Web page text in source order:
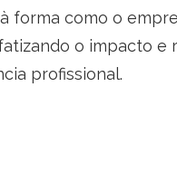
forma como o
o impacto e
profissional.